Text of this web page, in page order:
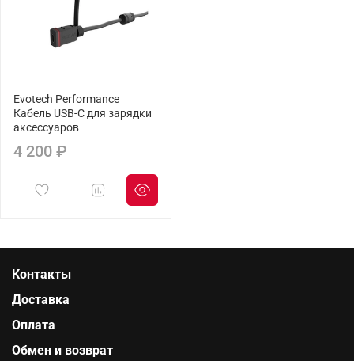
Evotech Performance
Кабель USB-C для зарядки
аксессуаров
4 200 ₽
Контакты
Доставка
Оплата
Обмен и возврат